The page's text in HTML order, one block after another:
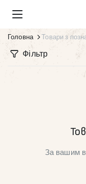
Головна Товари з
Фільтр
За вашим